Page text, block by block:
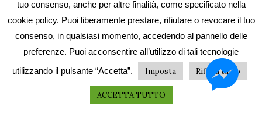
Privacy e Cookie
Codice etico
I primi vent’anni
Collane e catalogo storico
tuo consenso, anche per altre finalità, come specificato nella
cookie policy. Puoi liberamente prestare, rifiutare o revocare il tuo
consenso, in qualsiasi momento, accedendo al pannello delle
preferenze. Puoi acconsentire all’utilizzo di tali tecnologie
utilizzando il pulsante “Accetta”.
Imposta Rifiuta tutto
ACCETTA TUTTO